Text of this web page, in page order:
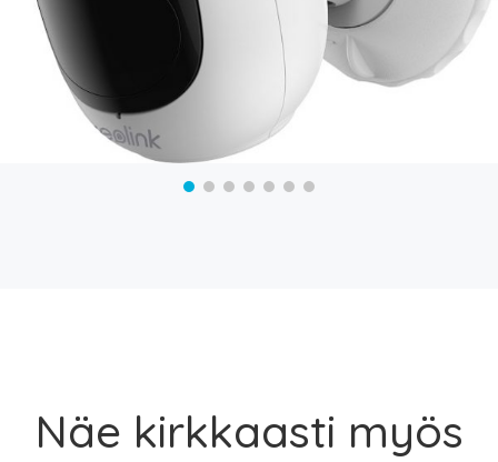
Näe kirkkaasti myös